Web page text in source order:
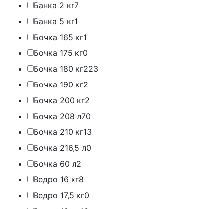
Банка 2 кг7
Банка 5 кг1
Бочка 165 кг1
Бочка 175 кг0
Бочка 180 кг223
Бочка 190 кг2
Бочка 200 кг2
Бочка 208 л70
Бочка 210 кг13
Бочка 216,5 л0
Бочка 60 л2
Ведро 16 кг8
Ведро 17,5 кг0